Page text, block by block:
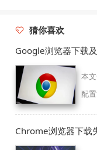
猜你喜欢
Google浏览器下载
本
配
流
Chrome浏览器下载